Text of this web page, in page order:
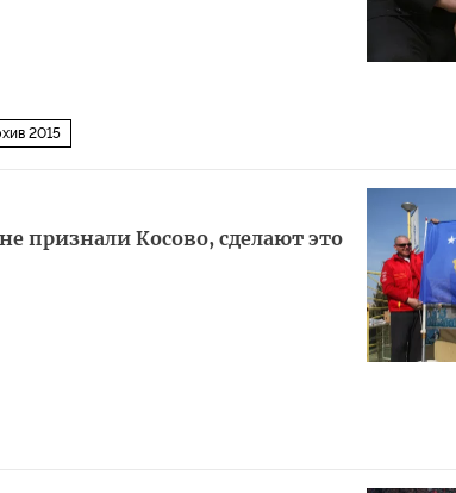
2015
признали Косово, сделают это